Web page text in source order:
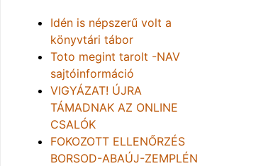
Idén is népszerű volt a
könyvtári tábor
Toto megint tarolt -NAV
sajtóinformáció
VIGYÁZAT! ÚJRA
TÁMADNAK AZ ONLINE
CSALÓK
FOKOZOTT ELLENŐRZÉS
BORSOD-ABAÚJ-ZEMPLÉN